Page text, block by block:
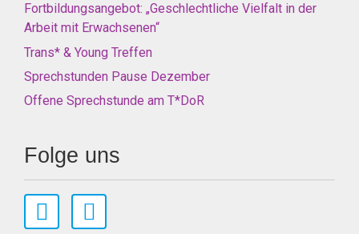
Fortbildungsangebot: „Geschlechtliche Vielfalt in der
Arbeit mit Erwachsenen“
Trans* & Young Treffen
Sprechstunden Pause Dezember
Offene Sprechstunde am T*DoR
Folge uns